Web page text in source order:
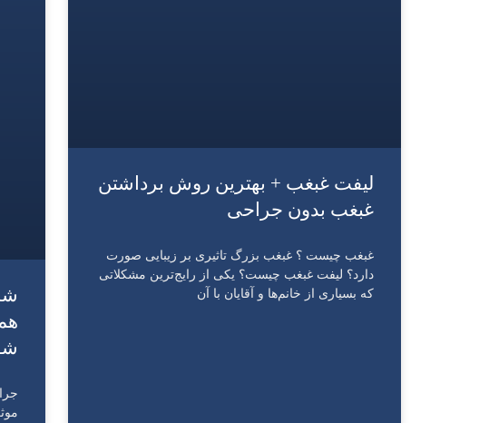
لیفت غبغب + بهترین روش برداشتن
غبغب بدون جراحی
غبغب چیست ؟ غبغب بزرگ تاثیری بر زیبایی صورت
دارد؟ لیفت غبغب چیست؟ یکی از رایج‌ترین مشکلاتی
که بسیاری از خانم‌ها و آقایان با آن